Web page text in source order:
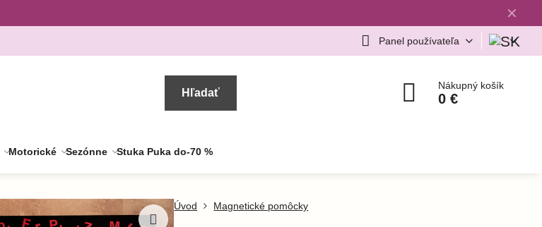
✕
Panel používateľa
Hľadať
Nákupný košík
0 €
Motorické Sezónne Stuka Puka do-70 %
Úvod Magnetické pomôcky